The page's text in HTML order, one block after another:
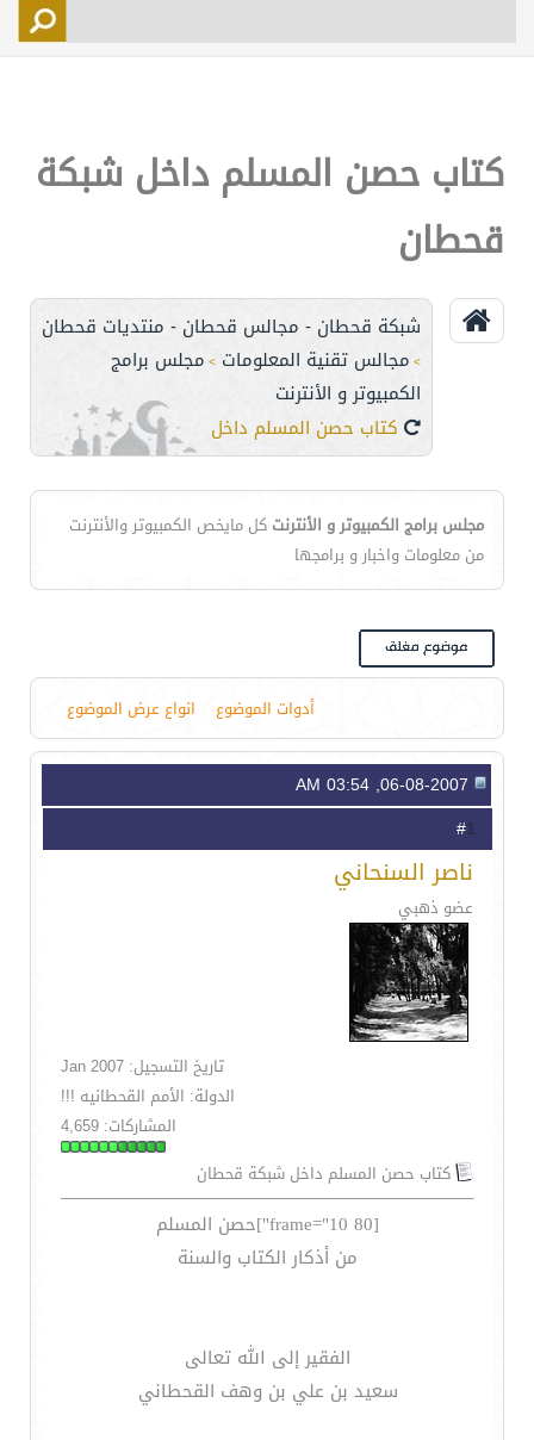
اتصل بنا
كتاب حصن المسلم داخل شبكة
قحطان
شبكة قحطان - مجالس قحطان - منتديات قحطان
> مجالس تقنية المعلومات > مجلس برامج
الكمبيوتر و الأنترنت
كتاب حصن المسلم داخل شبكة قحطان
مجلس برامج الكمبيوتر و الأنترنت كل مايخص الكمبيوتر والأنترنت
من معلومات واخبار و برامجها
أدوات الموضوع انواع عرض الموضوع
1
ناصر السنحاني
عضو ذهبي
تاريخ التسجيل: Jan 2007
الدولة: الأمم القحطانيه !!!
المشاركات: 4,659
كتاب حصن المسلم داخل شبكة قحطان
[frame="10 80"]حصن المسلم
من أذكار الكتاب والسنة
الفقير إلى الله تعالى
سعيد بن علي بن وهف القحطاني